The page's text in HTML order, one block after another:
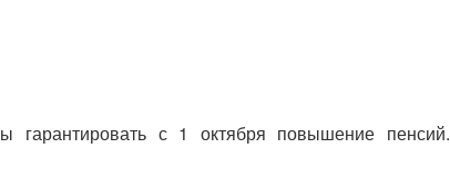
гарантировать с 1 октября повышение пенсий.